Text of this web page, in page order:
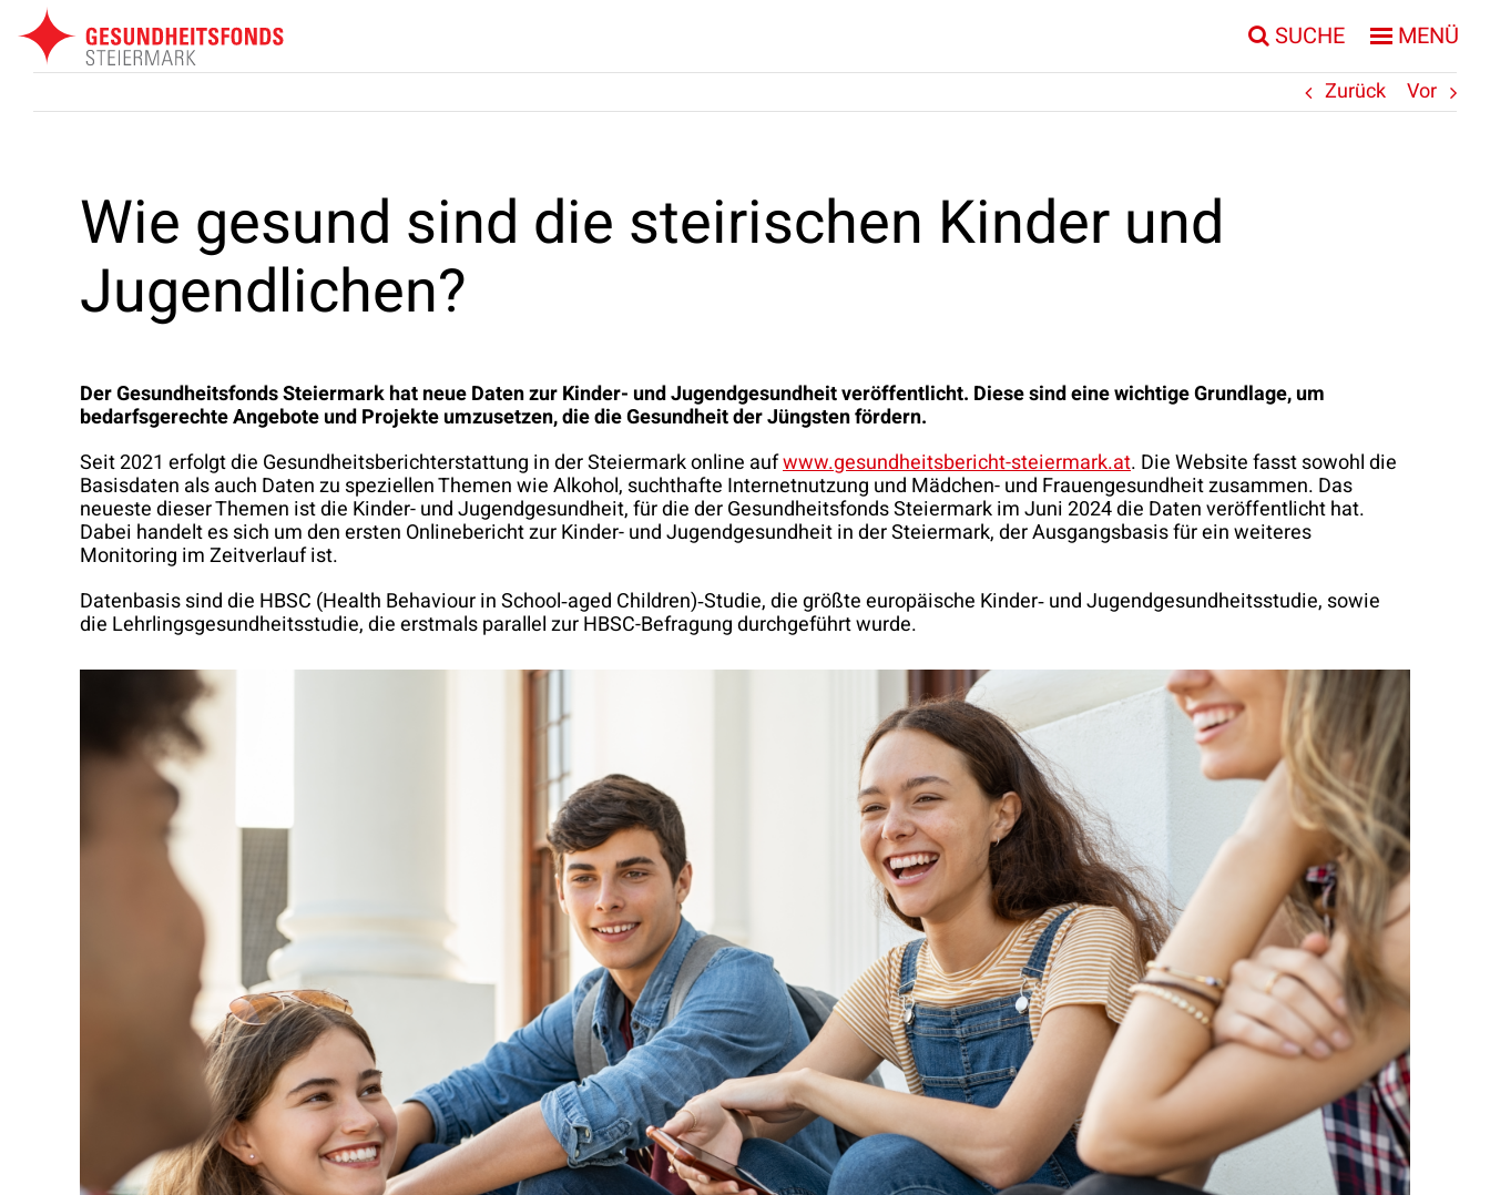
Inhalt
springen
SUCHE MENÜ
Zurück Vor
Wie gesund sind die steirischen Kinder und
Jugendlichen?
Der Gesundheitsfonds Steiermark hat neue Daten zur Kinder- und Jugendgesundheit veröffentlicht. Diese sind eine wichtige Grundlage, um
bedarfsgerechte Angebote und Projekte umzusetzen, die die Gesundheit der Jüngsten fördern.
Seit 2021 erfolgt die Gesundheitsberichterstattung in der Steiermark online aufwww.gesundheitsbericht-steiermark.at. Die Website fasst sowohl die
Basisdaten als auch Daten zu speziellen Themen wie Alkohol, suchthafte Internetnutzung und Mädchen- und Frauengesundheit zusammen. Das
neueste dieser Themen ist die Kinder- und Jugendgesundheit, für die der Gesundheitsfonds Steiermark im Juni 2024 die Daten veröffentlicht hat.
Dabei handelt es sich um den ersten Onlinebericht zur Kinder- und Jugendgesundheit in der Steiermark, der Ausgangsbasis für ein weiteres
Monitoring im Zeitverlauf ist.
Datenbasis sind die HBSC (Health Behaviour in School‐aged Children)‐Studie, die größte europäische Kinder‐ und Jugendgesundheitsstudie, sowie
die Lehrlingsgesundheitsstudie, die erstmals parallel zur HBSC-Befragung durchgeführt wurde.